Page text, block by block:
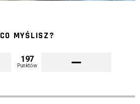
CO MYŚLISZ?
197
Punktów